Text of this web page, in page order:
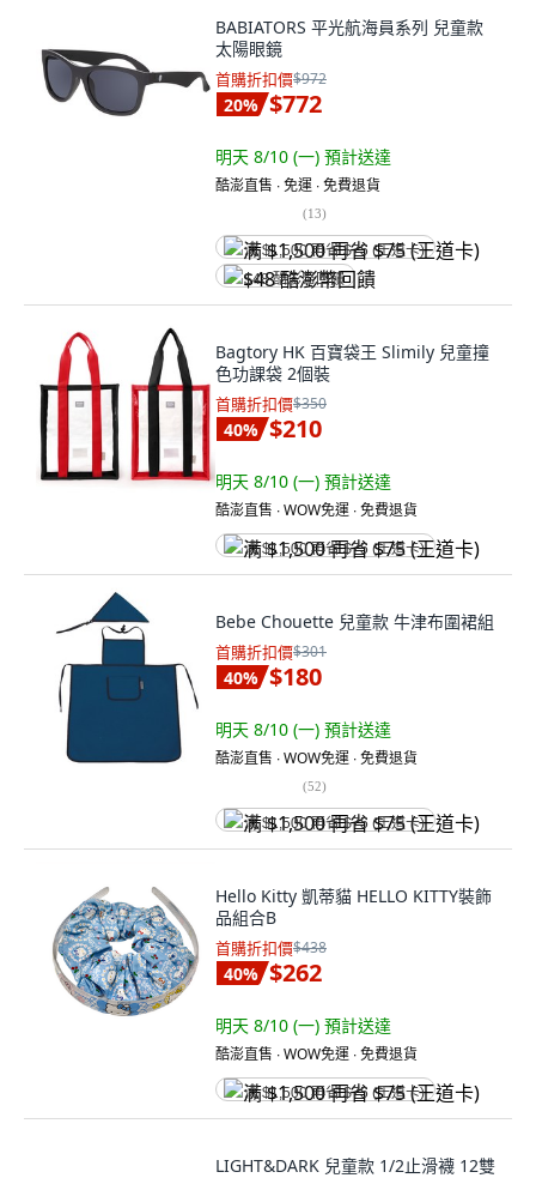
BABIATORS 平光航海員系列 兒童款
太陽眼鏡
首購折扣價$972
20% $772
明天 8/10 (一) 預計送達
酷澎直售 ∙ 免運 ∙ 免費退貨
(13)
满 $1,500 再省 $75 (王道卡)
$48 酷澎幣回饋
Bagtory HK 百寶袋王 Slimily 兒童撞
色功課袋 2個裝
首購折扣價$350
40% $210
明天 8/10 (一) 預計送達
酷澎直售 ∙ WOW免運 ∙ 免費退貨
满 $1,500 再省 $75 (王道卡)
Bebe Chouette 兒童款 牛津布圍裙組
首購折扣價$301
40% $180
明天 8/10 (一) 預計送達
酷澎直售 ∙ WOW免運 ∙ 免費退貨
(52)
满 $1,500 再省 $75 (王道卡)
Hello Kitty 凱蒂貓 HELLO KITTY裝飾
品組合B
首購折扣價$438
40% $262
明天 8/10 (一) 預計送達
酷澎直售 ∙ WOW免運 ∙ 免費退貨
满 $1,500 再省 $75 (王道卡)
LIGHT&DARK 兒童款 1/2止滑襪 12雙